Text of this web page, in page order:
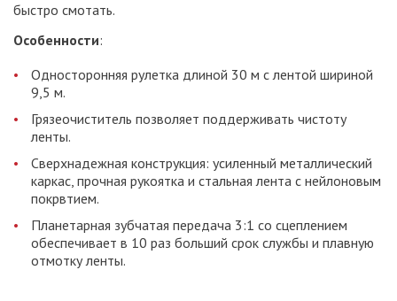
быстро смотать.
Особенности:
Односторонняя рулетка длиной 30 м с лентой шириной
9,5 м.
Грязеочиститель позволяет поддерживать чистоту
ленты.
Сверхнадежная конструкция: усиленный металлический
каркас, прочная рукоятка и стальная лента с нейлоновым
покрвтием.
Планетарная зубчатая передача 3:1 со сцеплением
обеспечивает в 10 раз больший срок службы и плавную
отмотку ленты.